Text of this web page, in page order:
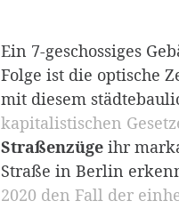
Ein 7-geschossiges
Folge ist die optische
mit diesem
kapitalistischen
Straßenzüge ihr
Straße in Berlin
2020 den Fall der